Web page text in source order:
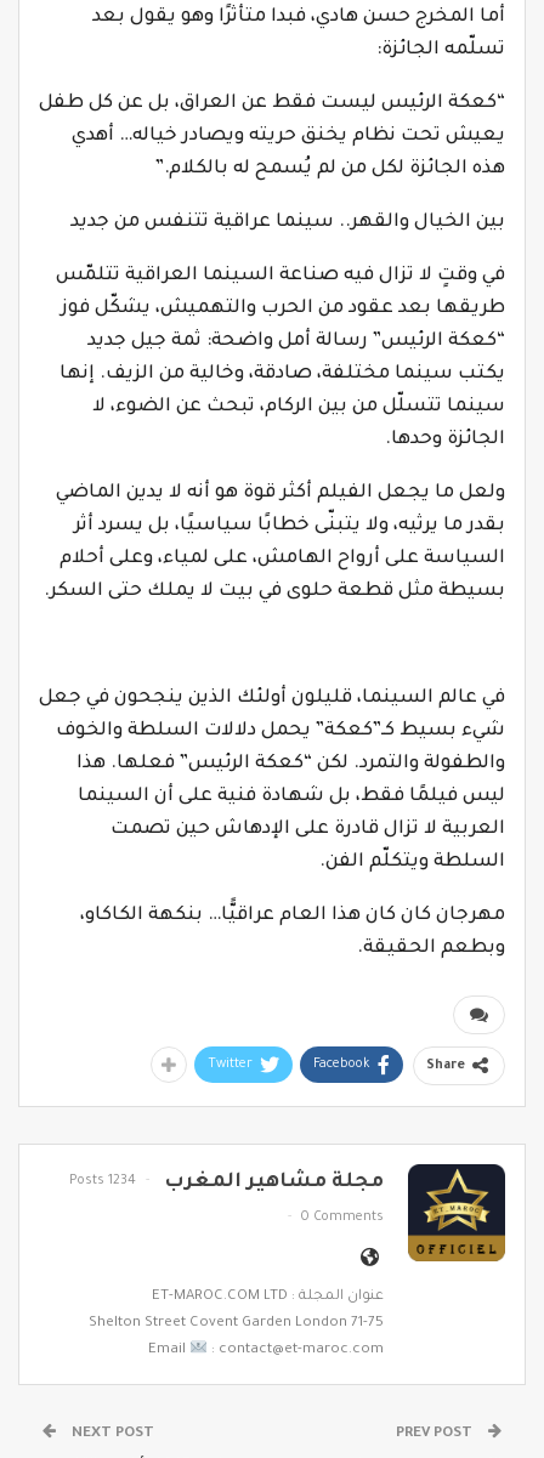
أما المخرج حسن هادي، فبدا متأثرًا وهو يقول بعد
تسلّمه الجائزة:
“كعكة الرئيس ليست فقط عن العراق، بل عن كل طفل
يعيش تحت نظام يخنق حريته ويصادر خياله… أهدي
هذه الجائزة لكل من لم يُسمح له بالكلام.”
بين الخيال والقهر.. سينما عراقية تتنفس من جديد
في وقتٍ لا تزال فيه صناعة السينما العراقية تتلمّس
طريقها بعد عقود من الحرب والتهميش، يشكّل فوز
“كعكة الرئيس” رسالة أمل واضحة: ثمة جيل جديد
يكتب سينما مختلفة، صادقة، وخالية من الزيف. إنها
سينما تتسلّل من بين الركام، تبحث عن الضوء، لا
الجائزة وحدها.
ولعل ما يجعل الفيلم أكثر قوة هو أنه لا يدين الماضي
بقدر ما يرثيه، ولا يتبنّى خطابًا سياسيًا، بل يسرد أثر
السياسة على أرواح الهامش، على لمياء، وعلى أحلام
بسيطة مثل قطعة حلوى في بيت لا يملك حتى السكر.
في عالم السينما، قليلون أولئك الذين ينجحون في جعل
شيء بسيط كـ”كعكة” يحمل دلالات السلطة والخوف
والطفولة والتمرد. لكن “كعكة الرئيس” فعلها. هذا
ليس فيلمًا فقط، بل شهادة فنية على أن السينما
العربية لا تزال قادرة على الإدهاش حين تصمت
السلطة ويتكلّم الفن.
مهرجان كان كان هذا العام عراقيًّا… بنكهة الكاكاو،
وبطعم الحقيقة.
Share
Facebook
Twitter
مجلة مشاهير المغرب 1234 Posts
0 Comments
عنوان المجلة : ET-MAROC.COM LTD
71-75 Shelton Street Covent Garden London
Email
: contact@et-maroc.com
NEXT POST